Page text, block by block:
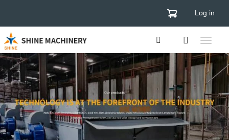
Log in